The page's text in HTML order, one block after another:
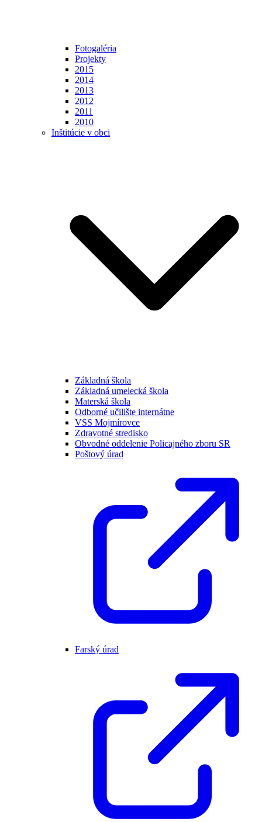
Fotogaléria
Projekty
2015
2014
2013
2012
2011
2010
Inštitúcie v obci
Základná škola
Základná umelecká škola
Materská škola
Odborné učilište internátne
VSS Mojmírovce
Zdravotné stredisko
Obvodné oddelenie Policajného zboru SR
Poštový úrad
Farský úrad